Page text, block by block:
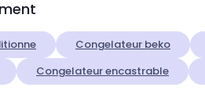
Congelateur beko
Congelateur encastrable